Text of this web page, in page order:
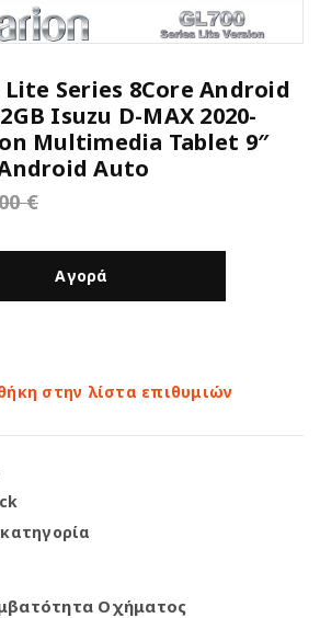
Lite Series 8Core Android
Isuzu D-MAX 2020-
Multimedia Tablet 9″
Auto
€
Αγορά
στην λίστα επιθυμιών
Οχήματος